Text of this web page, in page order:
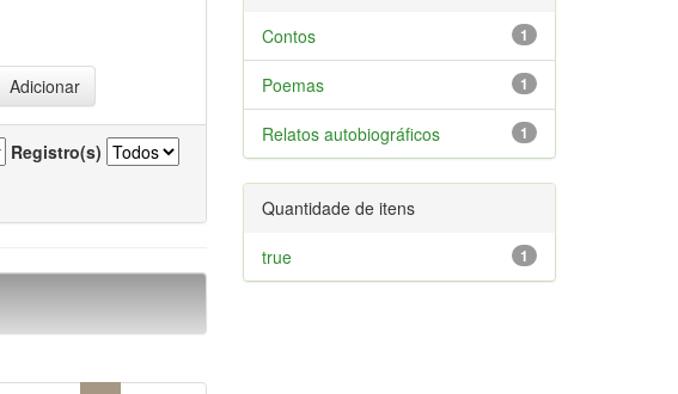
Registro(s)
1
Contos
1
Poemas
1
Relatos autobiográficos
Quantidade de itens
1
true